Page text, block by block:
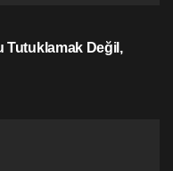
Tutuklamak Değil,